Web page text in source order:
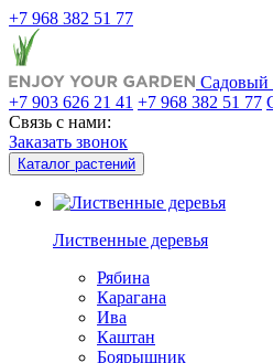
+7 968 382 51 77
Садовый
+7 903 626 21 41 +7 968 382 51 77
Связь с нами:
Заказать звонок
Каталог растений
Лиственные деревья
Рябина
Карагана
Ива
Каштан
Боярышник